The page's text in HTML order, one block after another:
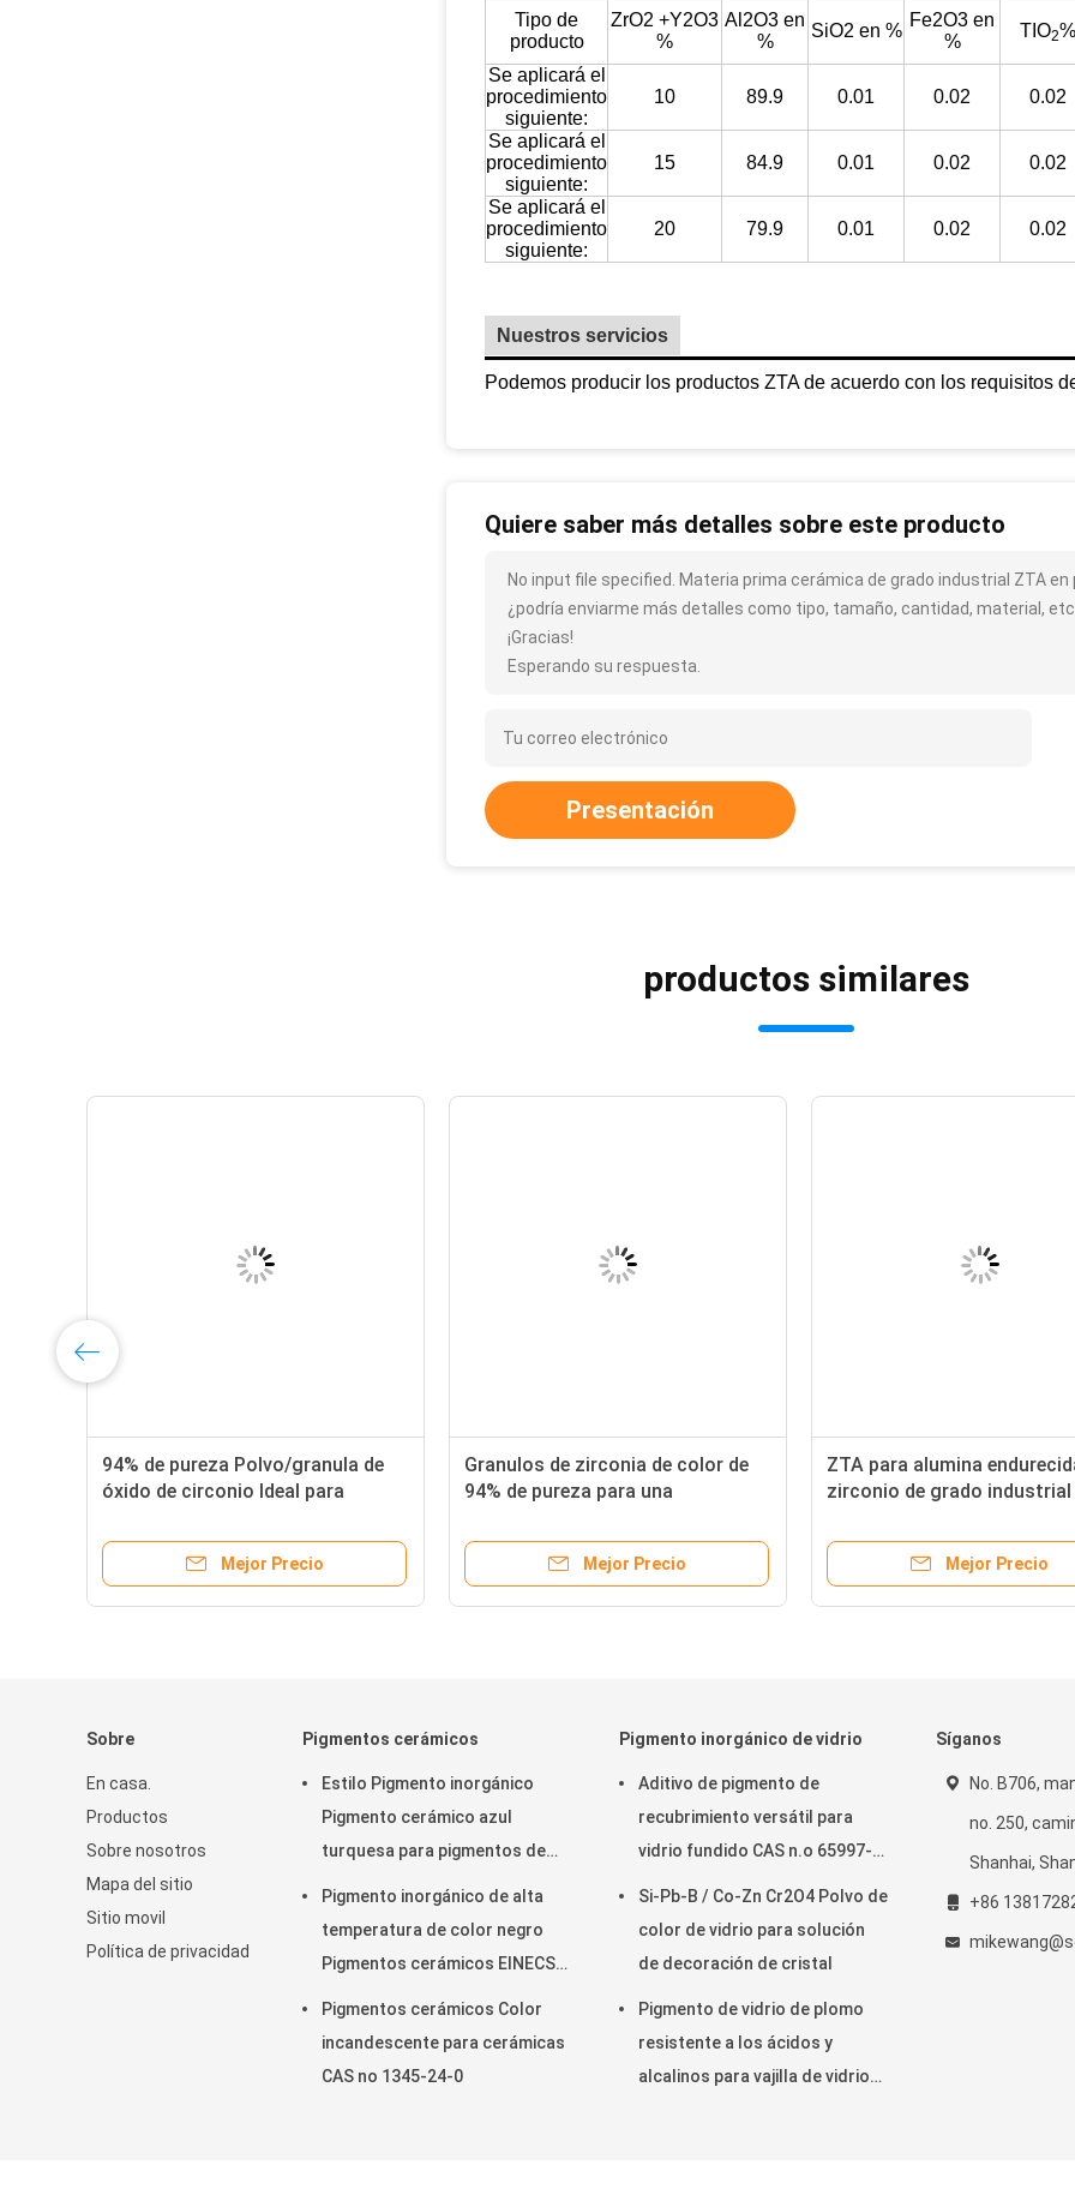
Tipo de
producto
ZrO2 +Y2O3
%
Al2O3 en
%
SiO2 en %
Fe2O3 en
%
TIO2%
Se aplicará el
procedimiento
siguiente:
10 89.9 0.01 0.02 0.02
Se aplicará el
procedimiento
siguiente:
15 84.9 0.01 0.02 0.02
Se aplicará el
procedimiento
siguiente:
20 79.9 0.01 0.02 0.02
Nuestros servicios
Podemos producir los productos ZTA de acuerdo con los requisitos
Quiere saber más detalles sobre este producto
No input file specified. Materia prima cerámica de grado industrial ZTA
¿podría enviarme más detalles como tipo, tamaño, cantidad, material,
¡Gracias!
Esperando su respuesta.
Presentación
productos similares
94% de pureza Polvo/granula de
óxido de circonio Ideal para
Mejor Precio
Granulos de zirconia de color de
94% de pureza para una
Mejor Precio
ZTA para alumina
zirconio de grado industrial
Mejor Precio
Sobre
En casa.
Productos
Sobre nosotros
Mapa del sitio
Sitio movil
Política de privacidad
Pigmentos cerámicos
Estilo Pigmento inorgánico
Pigmento cerámico azul
turquesa para pigmentos de
Pigmento inorgánico de alta
temperatura de color negro
Pigmentos cerámicos EINECS
Pigmentos cerámicos Color
incandescente para cerámicas
CAS no 1345-24-0
Pigmento inorgánico de vidrio
Aditivo de pigmento de
recubrimiento versátil para
vidrio fundido CAS n.o 65997-
Si-Pb-B / Co-Zn Cr2O4 Polvo de
color de vidrio para solución
de decoración de cristal
Pigmento de vidrio de plomo
resistente a los ácidos y
alcalinos para vajilla de vidrio
Síganos
No. B706,
no. 250,
Shanhai,
+86